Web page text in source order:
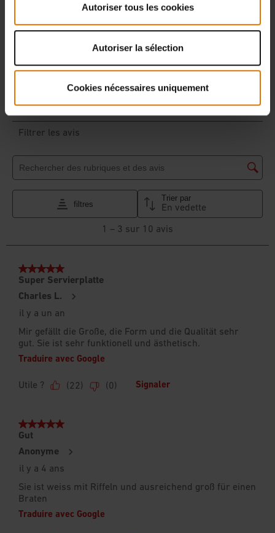
Autoriser tous les cookies
Autoriser la sélection
Cookies nécessaires uniquement